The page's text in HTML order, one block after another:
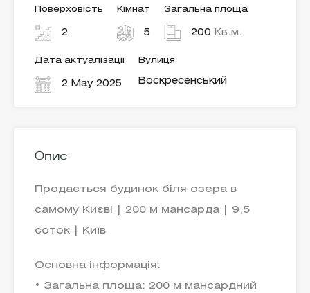
Поверховість
2
Кімнат
5
Загальна площа
200 Кв.м.
Дата актуалізації
2 May 2025
Вулиця
Воскресенський
Опис
Продається будинок біля озера в
самому Києві | 200 м мансарда | 9,5
соток | Київ
Основна інформація:
• Загальна площа: 200 м мансардний